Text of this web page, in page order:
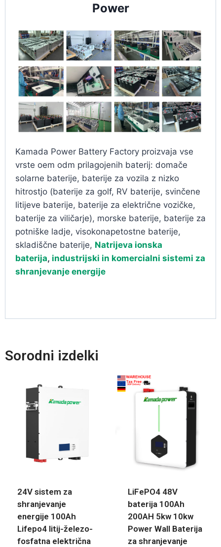
Power
Kamada Power Battery Factory proizvaja vse
vrste oem odm prilagojenih baterij: domače
solarne baterije, baterije za vozila z nizko
hitrostjo (baterije za golf, RV baterije, svinčene
litijeve baterije, baterije za električne vozičke,
baterije za viličarje), morske baterije, baterije za
potniške ladje, visokonapetostne baterije,
skladiščne baterije, Natrijeva ionska
baterija, industrijski in komercialni sistemi za
shranjevanje energije
Sorodni izdelki
24V sistem za
shranjevanje
energije 100Ah
Lifepo4 litij-železo-
fosfatna električna
LiFePO4 48V
baterija 100Ah
200AH 5kw 10kw
Power Wall Baterija
za shranjevanje